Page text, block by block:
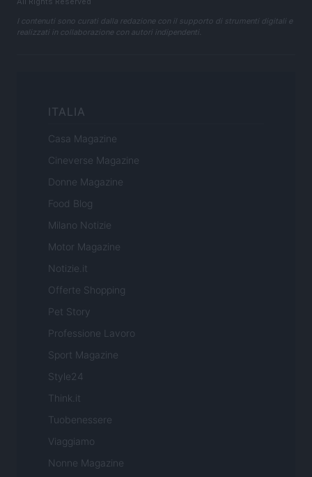
I contenuti sono curati dalla redazione con il supporto di strumenti digitali e
realizzati in collaborazione con autori indipendenti.
ITALIA
Casa Magazine
Cineverse Magazine
Donne Magazine
Food Blog
Milano Notizie
Motor Magazine
Notizie.it
Offerte Shopping
Pet Story
Professione Lavoro
Sport Magazine
Style24
Think.it
Tuobenessere
Viaggiamo
Nonne Magazine